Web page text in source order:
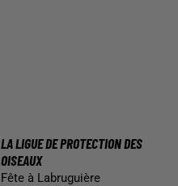
LA LIGUE DE PROTECTION DES
OISEAUX
Fête à Labruguière